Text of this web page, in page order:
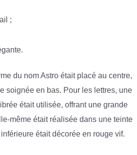
;
du nom Astro était placé au centre,
soignée en bas. Pour les lettres, une
était utilisée, offrant une grande
même était réalisée dans une teinte
était décorée en rouge vif.